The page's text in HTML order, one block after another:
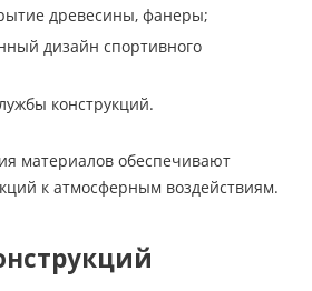
древесины, фанеры;
дизайн спортивного
конструкций.
материалов обеспечивают
к атмосферным воздействиям.